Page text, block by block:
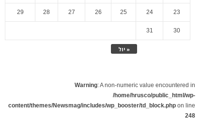
« יול
23
24
25
26
27
28
29
30
31
Warning: A non-numeric value encountered in
/home/hrusco/public_html/wp-
content/themes/Newsmag/includes/wp_booster/td_block.php on line
248